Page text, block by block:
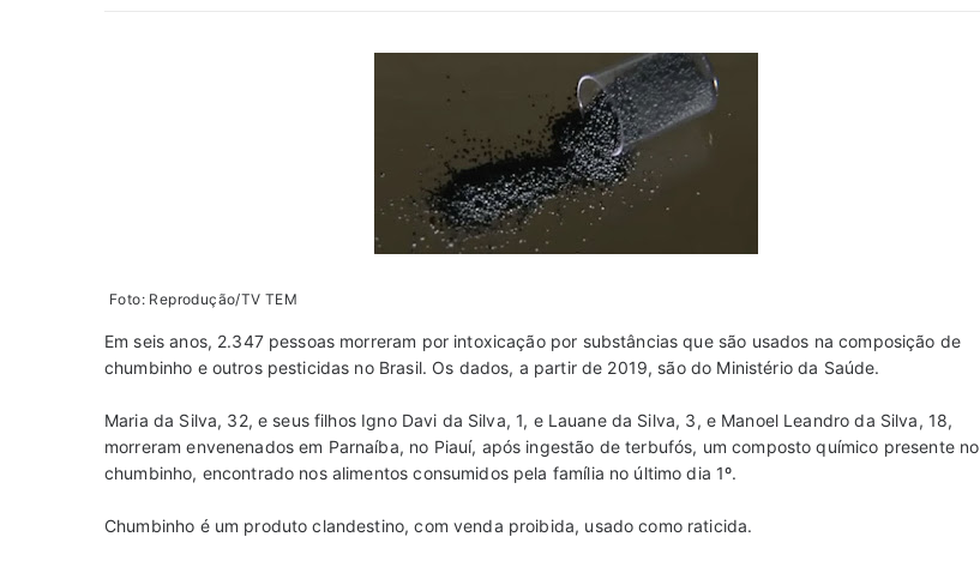
Foto: Reprodução/TV TEM
Em seis anos, 2.347 pessoas morreram por intoxicação por substâncias que são usados na composição de
chumbinho e outros pesticidas no Brasil. Os dados, a partir de 2019, são do Ministério da Saúde.
Maria da Silva, 32, e seus filhos Igno Davi da Silva, 1, e Lauane da Silva, 3, e Manoel Leandro da Silva, 18,
morreram envenenados em Parnaíba, no Piauí, após ingestão de terbufós, um composto químico presente no
chumbinho, encontrado nos alimentos consumidos pela família no último dia 1º.
Chumbinho é um produto clandestino, com venda proibida, usado como raticida.